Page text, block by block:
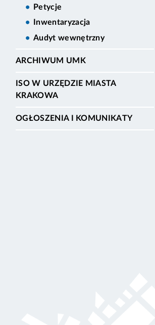
Petycje
Inwentaryzacja
Audyt wewnętrzny
ARCHIWUM UMK
ISO W URZĘDZIE MIASTA
KRAKOWA
OGŁOSZENIA I KOMUNIKATY